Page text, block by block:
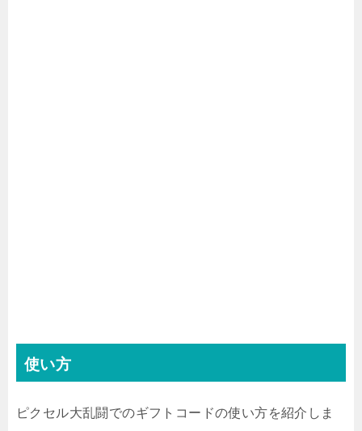
使い方
ピクセル大乱闘でのギフトコードの使い方を紹介しま